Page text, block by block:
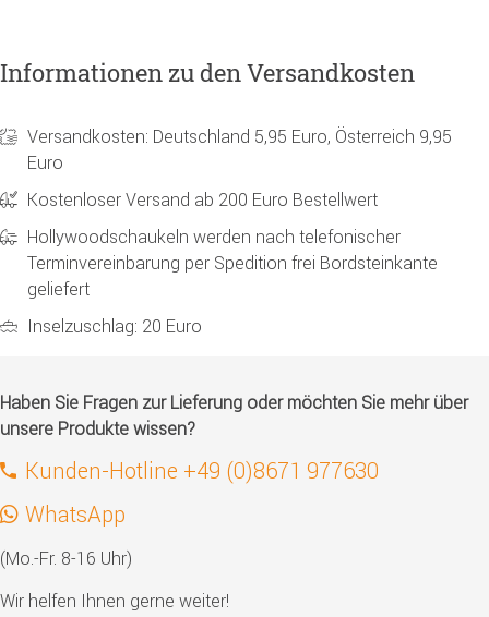
Informationen zu den Versandkosten
Versandkosten: Deutschland 5,95 Euro, Österreich 9,95
Euro
Kostenloser Versand ab 200 Euro Bestellwert
Hollywoodschaukeln werden nach telefonischer
Terminvereinbarung per Spedition frei Bordsteinkante
geliefert
Inselzuschlag: 20 Euro
Haben Sie Fragen zur Lieferung oder möchten Sie mehr über
unsere Produkte wissen?
Kunden-Hotline +49 (0)8671 977630
WhatsApp
(Mo.-Fr. 8-16 Uhr)
Wir helfen Ihnen gerne weiter!